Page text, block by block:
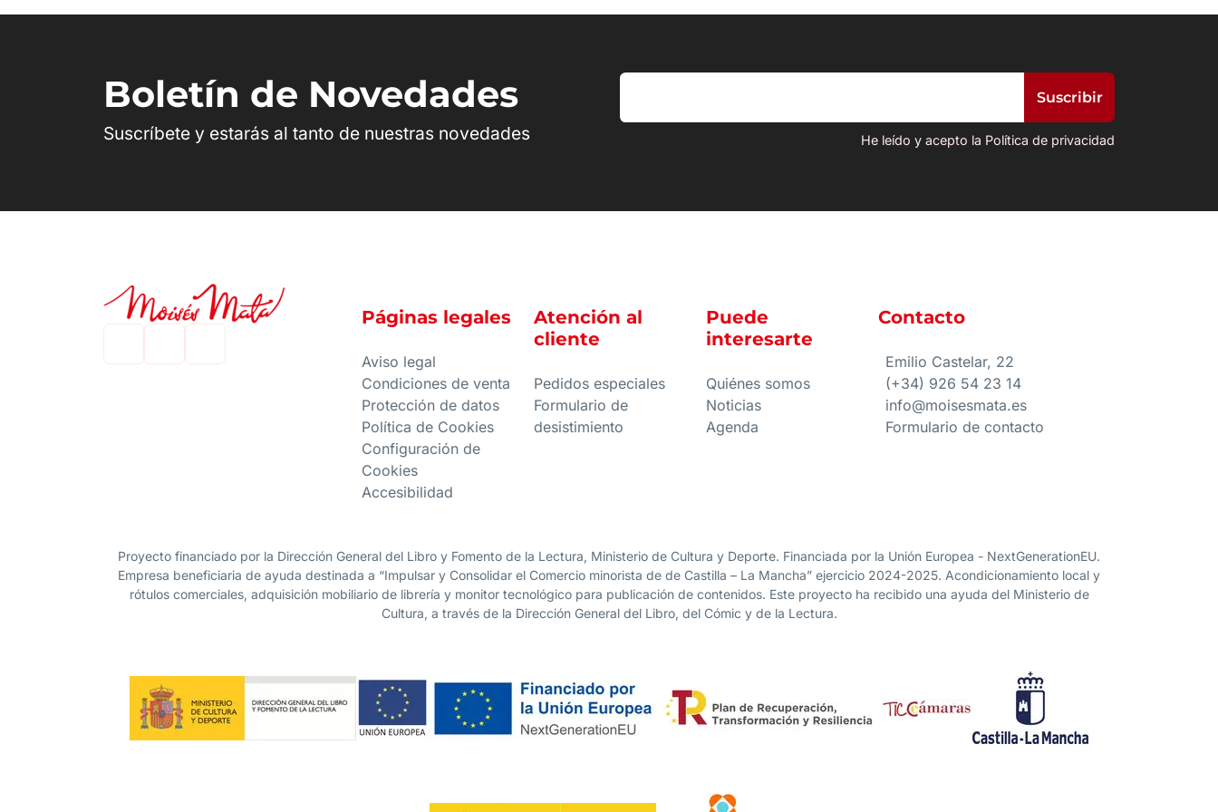
Boletín de Novedades
Suscríbete y estarás al tanto de nuestras novedades He leído y acepto la Política de privacidad
Páginas legales
Aviso legal
Condiciones de venta
Protección de datos
Política de Cookies
Configuración de
Cookies
Accesibilidad
Atención al
cliente
Pedidos especiales
Formulario de
desistimiento
Puede
interesarte
Quiénes somos
Noticias
Agenda
Contacto
Emilio Castelar, 22
(+34) 926 54 23 14
info@moisesmata.es
Formulario de contacto
Proyecto financiado por la Dirección General del Libro y Fomento de la Lectura, Ministerio de Cultura y Deporte. Financiada por la Unión Europea - NextGenerationEU.
Empresa beneficiaria de ayuda destinada a “Impulsar y Consolidar el Comercio minorista de de Castilla – La Mancha” ejercicio 2024-2025. Acondicionamiento local y
rótulos comerciales, adquisición mobiliario de librería y monitor tecnológico para publicación de contenidos. Este proyecto ha recibido una ayuda del Ministerio de
Cultura, a través de la Dirección General del Libro, del Cómic y de la Lectura.